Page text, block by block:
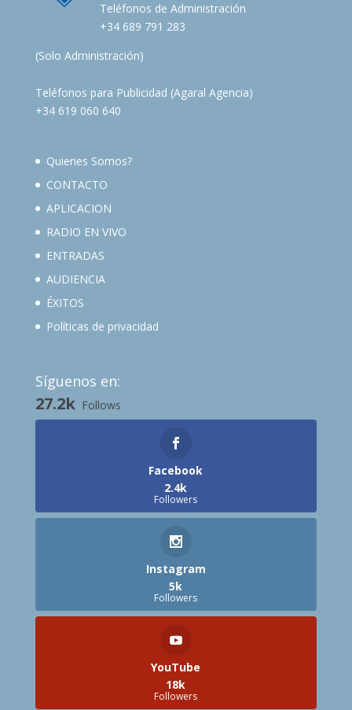
Teléfonos de Administración
+34 689 791 283
(Solo Administración)
Teléfonos para Publicidad (Agaral Agencia)
+34 619 060 640
Quienes Somos?
CONTACTO
APLICACION
RADIO EN VIVO
ENTRADAS
AUDIENCIA
ÉXITOS
Políticas de privacidad
Síguenos en:
27.2k Follows
Facebook
2.4k
Followers
Instagram
5k
Followers
YouTube
18k
Followers